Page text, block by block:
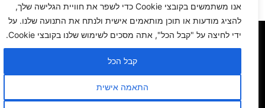
אנו משתמשים בקובצי Cookie כדי לשפר את חוויית הגלישה שלך,
להציג מודעות או תוכן מותאמים אישית ולנתח את התנועה שלנו. על
ידי לחיצה על "קבל הכל", אתה מסכים לשימוש שלנו בקובצי Cookie.
התאמה אישית
קבל הכל
→
1
2
3
ראשי אודותינו תיק עבודות חידה תמונה חנות
דברי תורה לפרשת השבוע